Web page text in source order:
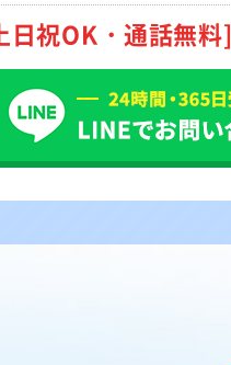
日祝OK・通話無料]